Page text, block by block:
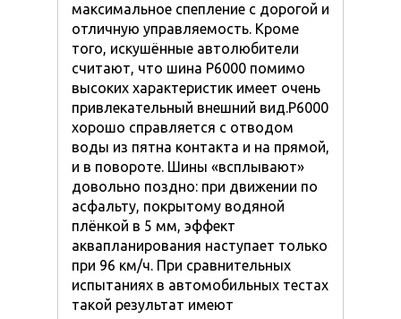
максимальное спепление с дорогой и
отличную управляемость. Кроме
того, искушённые автолюбители
считают, что шина Р6000 помимо
высоких характеристик имеет очень
привлекательный внешний вид.Р6000
хорошо справляется с отводом
воды из пятна контакта и на прямой,
и в повороте. Шины «всплывают»
довольно поздно: при движении по
асфальту, покрытому водяной
плёнкой в 5 мм, эффект
аквапланирования наступает только
при 96 км/ч. При сравнительных
испытаниях в автомобильных тестах
такой результат имеют